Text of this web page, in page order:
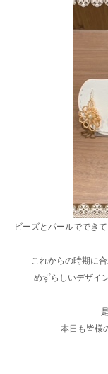
ビーズとパールででき
これからの時期に
めずらしいデザイ
本日も皆様